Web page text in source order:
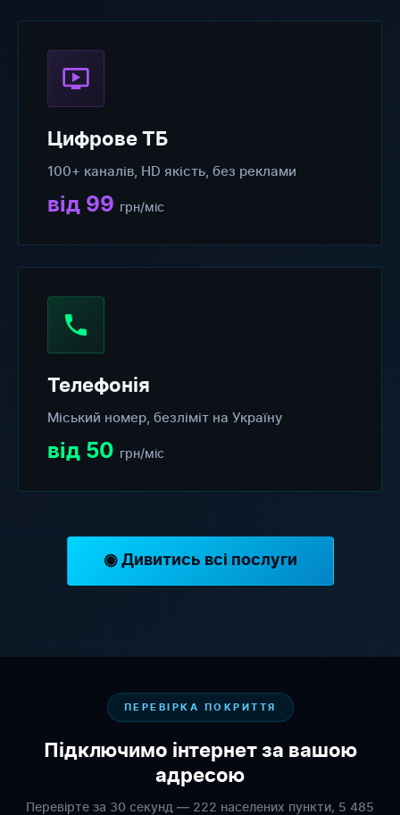
Цифрове ТБ
100+ каналів, HD якість, без реклами
від 99 грн/міс
Телефонія
Міський номер, безліміт на Україну
від 50 грн/міс
◉ Дивитись всі послуги
ПЕРЕВІРКА ПОКРИТТЯ
Підключимо інтернет за вашою
адресою
Перевірте за 30 секунд — 222 населених пункти, 5 485